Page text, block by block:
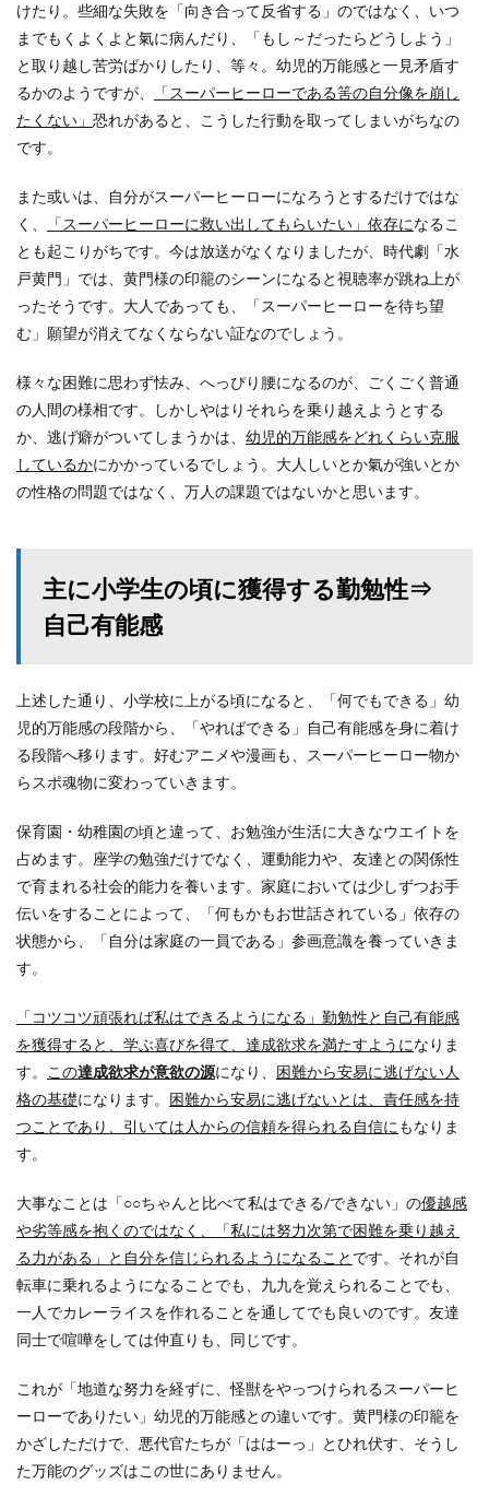
けたり。些細な失敗を「向き合って反省する」のではなく、いつ
までもくよくよと氣に病んだり、「もし～だったらどうしよう」
と取り越し苦労ばかりしたり、等々。幼児的万能感と一見矛盾す
るかのようですが、
「スーパーヒーローである筈の自分像を崩し
たくない」 恐れがあると、こうした行動を取ってしまいがちなの
です。
また或いは、自分がスーパーヒーローになろうとするだけではな
く、
「スーパーヒーローに救い出してもらいたい」依存になるこ
とも起こりがちです。今は放送がなくなりましたが、時代劇「水
戸黄門」では、黄門様の印籠のシーンになると視聴率が跳ね上が
ったそうです。大人であっても、「スーパーヒーローを待ち望
む」願望が消えてなくならない証なのでしょう。
様々な困難に思わず怯み、へっぴり腰になるのが、ごくごく普通
の人間の様相です。しかしやはりそれらを乗り越えようとする
か、逃げ癖がついてしまうかは、 幼児的万能感をどれくらい克服
しているかにかかっているでしょう。大人しいとか氣が強いとか
の性格の問題ではなく、万人の課題ではないかと思います。
主に小学生の頃に獲得する勤勉性⇒
自己有能感
上述した通り、小学校に上がる頃になると、「何でもできる」幼
児的万能感の段階から、「やればできる」自己有能感を身に着け
る段階へ移ります。好むアニメや漫画も、スーパーヒーロー物か
らスポ魂物に変わっていきます。
保育園・幼稚園の頃と違って、お勉強が生活に大きなウエイトを
占めます。座学の勉強だけでなく、運動能力や、友達との関係性
で育まれる社会的能力を養います。家庭においては少しずつお手
伝いをすることによって、「何もかもお世話されている」依存の
状態から、「自分は家庭の一員である」参画意識を養っていきま
す。
「コツコツ頑張れば私はできるようになる」勤勉性と自己有能感
を獲得すると、学ぶ喜びを得て、達成欲求を満たすようになりま
す。
この達成欲求が意欲の源になり、 困難から安易に逃げない人
格の基礎になります。 困難から安易に逃げないとは、責任感を持
つことであり、引いては人からの信頼を得られる自信に もなりま
す。
大事なことは「○○ちゃんと比べて私はできる/できない」の優越感
や劣等感を抱くのではなく、「私には努力次第で困難を乗り越え
る力がある」と自分を信じられるようになること です。それが自
転車に乗れるようになることでも、九九を覚えられることでも、
一人でカレーライスを作れることを通してでも良いのです。友達
同士で喧嘩をしては仲直りも、同じです。
これが「地道な努力を経ずに、怪獣をやっつけられるスーパーヒ
ーローでありたい」幼児的万能感との違いです。黄門様の印籠を
かざしただけで、悪代官たちが「ははーっ」とひれ伏す、そうし
た万能のグッズはこの世にありません。